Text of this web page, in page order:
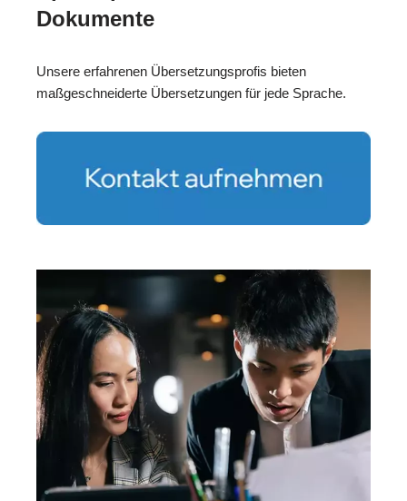
Dokumente
Unsere erfahrenen Übersetzungsprofis bieten
maßgeschneiderte Übersetzungen für jede Sprache.